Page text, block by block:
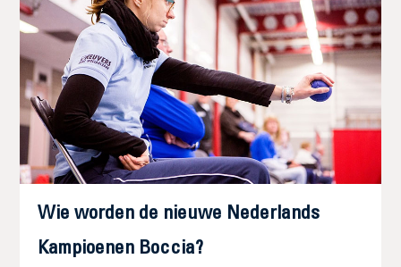
Wie worden de nieuwe Nederlands
Kampioenen Boccia?